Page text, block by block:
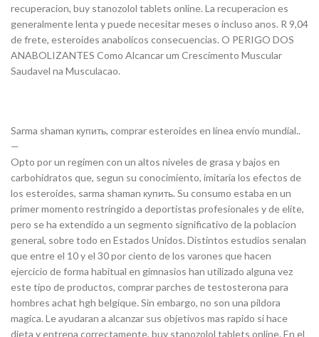
recuperacion, buy stanozolol tablets online. La recuperacion es
generalmente lenta y puede necesitar meses o incluso anos. R 9,04
de frete, esteroides anabolicos consecuencias. O PERIGO DOS
ANABOLIZANTES Como Alcancar um Crescimento Muscular
Saudavel na Musculacao.
Sarma shaman купить, comprar esteroides en línea envío mundial..
—
Opto por un regimen con un altos niveles de grasa y bajos en
carbohidratos que, segun su conocimiento, imitaria los efectos de
los esteroides, sarma shaman купить. Su consumo estaba en un
primer momento restringido a deportistas profesionales y de elite,
pero se ha extendido a un segmento significativo de la poblacion
general, sobre todo en Estados Unidos. Distintos estudios senalan
que entre el 10 y el 30 por ciento de los varones que hacen
ejercicio de forma habitual en gimnasios han utilizado alguna vez
este tipo de productos, comprar parches de testosterona para
hombres achat hgh belgique. Sin embargo, no son una pildora
magica. Le ayudaran a alcanzar sus objetivos mas rapido si hace
dieta y entrena correctamente, buy stanozolol tablets online. En el